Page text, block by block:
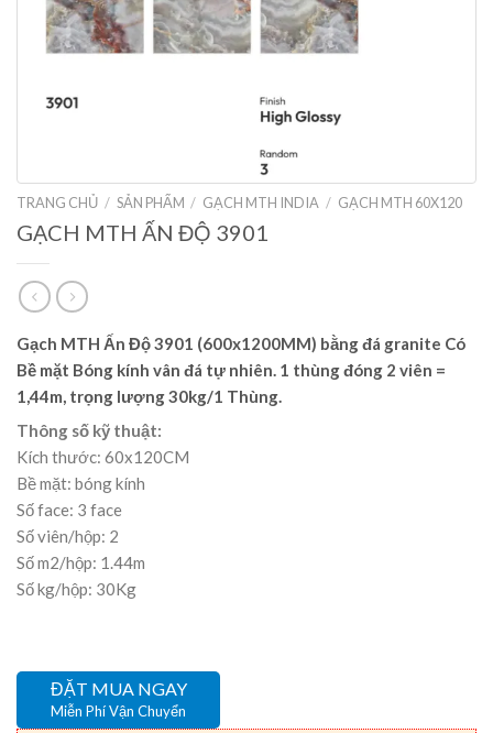
TRANG CHỦ / SẢN PHẨM / GẠCH MTH INDIA / GẠCH MTH 60X120
GẠCH MTH ẤN ĐỘ 3901
Gạch MTH Ấn Độ 3901 (600x1200MM) bằng đá granite Có
Bề mặt Bóng kính vân đá tự nhiên. 1 thùng đóng 2 viên =
1,44m, trọng lượng 30kg/1 Thùng.
Thông số kỹ thuật:
Kích thước: 60x120CM
Bề mặt: bóng kính
Số face: 3 face
Số viên/hộp: 2
Số m2/hộp: 1.44m
Số kg/hộp: 30Kg
ĐẶT MUA NGAY
Miễn Phí Vận Chuyển